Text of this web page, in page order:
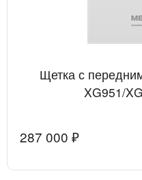
Щетка с
XG951/
287 000 ₽